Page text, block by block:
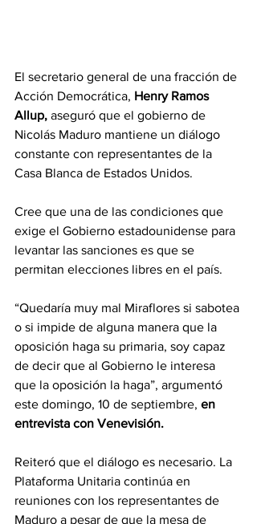
El secretario general de una fracción de
Acción Democrática, Henry Ramos
Allup, aseguró que el gobierno de
Nicolás Maduro mantiene un diálogo
constante con representantes de la
Casa Blanca de Estados Unidos.
Cree que una de las condiciones que
exige el Gobierno estadounidense para
levantar las sanciones es que se
permitan elecciones libres en el país.
“Quedaría muy mal Miraflores si sabotea
o si impide de alguna manera que la
oposición haga su primaria, soy capaz
de decir que al Gobierno le interesa
que la oposición la haga”, argumentó
este domingo, 10 de septiembre, en
entrevista con Venevisión.
Reiteró que el diálogo es necesario. La
Plataforma Unitaria continúa en
reuniones con los representantes de
Maduro a pesar de que la mesa de